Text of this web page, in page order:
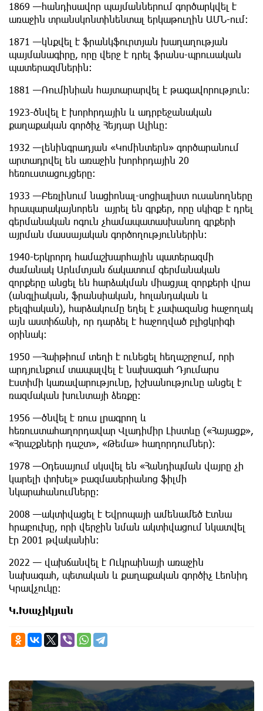
1869 —հանդիսավոր պայմաններում գործարկվել է
առաջին տրանսկոնտինենտալ երկաթուղին ԱՄՆ-ում:
1871 —կնքվել է ֆրանկֆուրտյան խաղաղության
պայմանագիրը, որը վերջ է դրել ֆրանս-պրուսական
պատերազմներին:
1881 —Ռումինիան հայտարարվել է թագավորություն:
1923-ծնվել է խորհրդային և ադրբեջանական
քաղաքական գործիչ Հեյդար Ալիևը:
1932 —լենինգրադյան «Կոմինտերն» գործարանում
արտադրվել են առաջին խորհրդային 20
հեռուստացույցերը:
1933 —Բեռլինում նացիոնալ-սոցիալիստ ուսանողները
հրապարակայնորեն այրել են գրքեր, որը սկիզբ է դրել
գերմանական ոգուն չհամապատասխանող գրքերի
այրման մասսայական գործողություններին:
1940-Երկրորդ համաշխարհային պատերազմի
ժամանակ Արևմտյան ճակատում գերմանական
զորքերը անցել են հարձակման միացյալ զորքերի վրա
(անգլիական, ֆրանսիական, հոլանդական և
բելգիական), հարձակումը եղել է չափազանց հաջողակ
այն աստիճանի, որ դարձել է հաջողված բլիցկրիգի
օրինակ:
1950 —Հաիթիում տեղի է ունեցել հեղաշրջում, որի
արդյունքում տապալվել է նախագահ Դյումարս
Էստիմի կառավարությունը, իշխանությունը անցել է
ռազմական խունտայի ձեռքը:
1956 —ծնվել է ռուս լրագրող և
հեռուստահաղորդավար Վլադիմիր Լիստևը («Հայացք»,
«Հրաշքների դաշտ», «Թեմա» հաղորդումներ):
1978 —Օդեսայում սկսվել են «Հանդիպման վայրը չի
կարելի փոխել» բազմասերիանոց ֆիլմի
նկարահանումները:
2008 —ակտիվացել է Եվրոպայի ամենամեծ Էտնա
հրաբուխը, որի վերջին նման ակտիվացում նկատվել
էր 2001 թվականին:
2022 — վախճանվել է Ուկրաինայի առաջին
նախագահ, պետական և քաղաքական գործիչ Լեոնիդ
Կրավչուկը:
Կ.Խաչիկյան